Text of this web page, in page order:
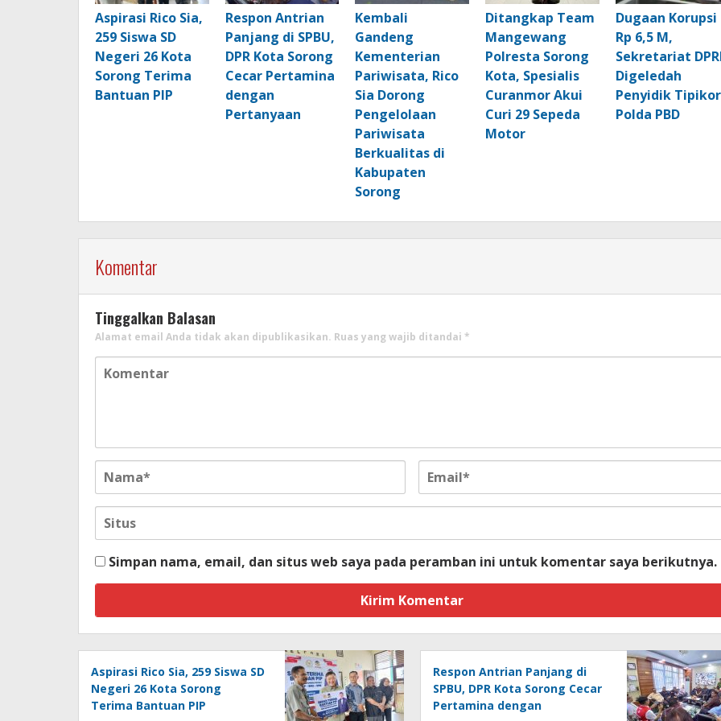
Aspirasi Rico Sia,
259 Siswa SD
Negeri 26 Kota
Sorong Terima
Bantuan PIP
Respon Antrian
Panjang di SPBU,
DPR Kota Sorong
Cecar Pertamina
dengan
Pertanyaan
Kembali
Gandeng
Kementerian
Pariwisata, Rico
Sia Dorong
Pengelolaan
Pariwisata
Berkualitas di
Kabupaten
Sorong
Ditangkap Team
Mangewang
Polresta Sorong
Kota, Spesialis
Curanmor Akui
Curi 29 Sepeda
Motor
Dugaan Korupsi
Rp 6,5 M,
Sekretariat
Digeledah
Penyidik Tipikor
Polda PBD
Komentar
Tinggalkan Balasan
Alamat email Anda tidak akan dipublikasikan. Ruas yang wajib ditandai *
Simpan nama, email, dan situs web saya pada peramban ini untuk komentar saya berikutnya.
Aspirasi Rico Sia, 259 Siswa SD
Negeri 26 Kota Sorong
Terima Bantuan PIP
Respon Antrian Panjang di
SPBU, DPR Kota Sorong Cecar
Pertamina dengan